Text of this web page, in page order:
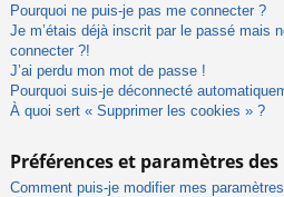
Pourquoi ne puis-je pas me connecter ?
Je m’étais déjà inscrit par le passé mais
connecter ?!
J’ai perdu mon mot de passe !
Pourquoi suis-je déconnecté
À quoi sert « Supprimer les cookies » ?
Préférences et paramètres
Comment puis-je modifier mes